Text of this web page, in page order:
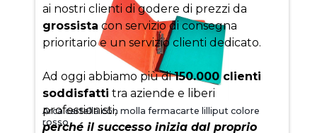
Arca cartella con molla fermacarte lilliput colore
rosso
ai nostri clienti di godere di prezzi da
grossista con servizio di consegna
prioritario e un servizio clienti dedicato.
Ad oggi abbiamo più di150.000 clienti
soddisfatti tra aziende e liberi
professionisti,
perché il successo inizia dal proprio